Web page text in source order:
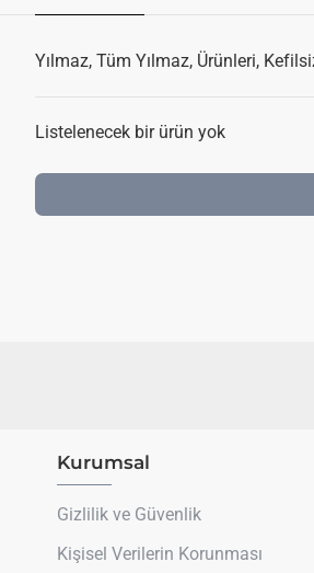
Yılmaz, Tüm Yılmaz, Ürünleri,
Listelenecek bir ürün yok
Kurumsal
Gizlilik ve Güvenlik
Kişisel Verilerin Korunması